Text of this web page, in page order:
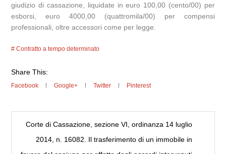
giudizio di cassazione, liquidate in euro 100,00 (cento/00) per
esborsi, euro 4000,00 (quattromila/00) per compensi
professionali, oltre accessori come per legge.
Contratto a tempo determinato
Share This:
Facebook Google+ Twitter Pinterest
Corte di Cassazione, sezione VI, ordinanza 14 luglio
2014, n. 16082. Il trasferimento di un immobile in